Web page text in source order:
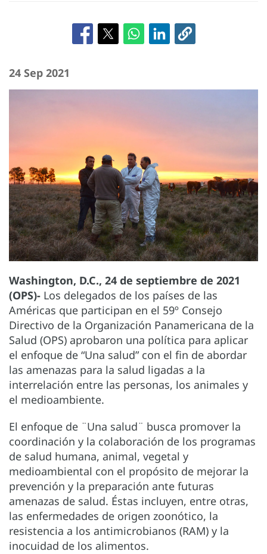
24 Sep 2021
Washington, D.C., 24 de septiembre de 2021
(OPS)- Los delegados de los países de las
Américas que participan en el 59º Consejo
Directivo de la Organización Panamericana de la
Salud (OPS) aprobaron una política para aplicar
el enfoque de “Una salud” con el fin de abordar
las amenazas para la salud ligadas a la
interrelación entre las personas, los animales y
el medioambiente.
El enfoque de ¨Una salud¨ busca promover la
coordinación y la colaboración de los programas
de salud humana, animal, vegetal y
medioambiental con el propósito de mejorar la
prevención y la preparación ante futuras
amenazas de salud. Éstas incluyen, entre otras,
las enfermedades de origen zoonótico, la
resistencia a los antimicrobianos (RAM) y la
inocuidad de los alimentos.